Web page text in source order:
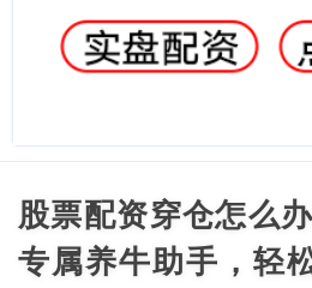
股票配资穿仓怎么
专属养牛助手，轻